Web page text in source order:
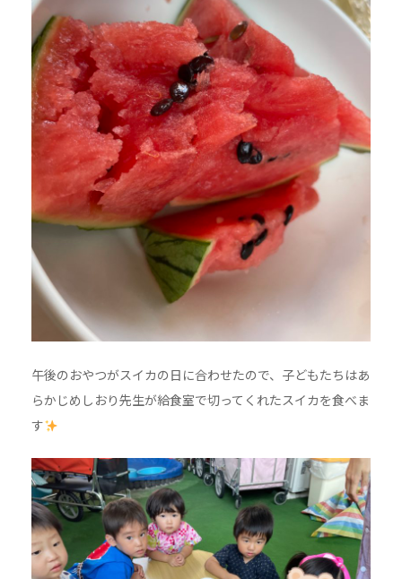
午後のおやつがスイカの日に合わせたので、子どもたちはあ
らかじめしおり先生が給食室で切ってくれたスイカを食べま
す